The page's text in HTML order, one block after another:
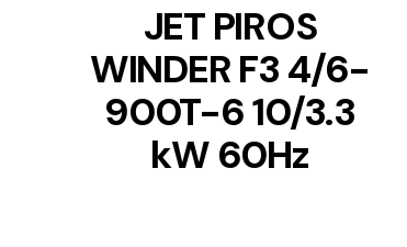
JET PIROS
WINDER F3 4/6-
900T-6 10/3.3
kW 60Hz